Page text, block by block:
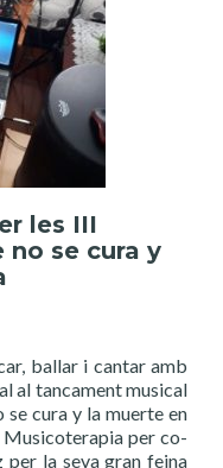
les III
no se cura y
ballar i cantar amb
al tancament musical
se cura y la muerte en
per co-
la seva gran feina